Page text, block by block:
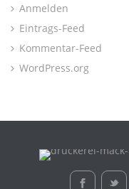
Anmelden
Eintrags-Feed
Kommentar-Feed
WordPress.org